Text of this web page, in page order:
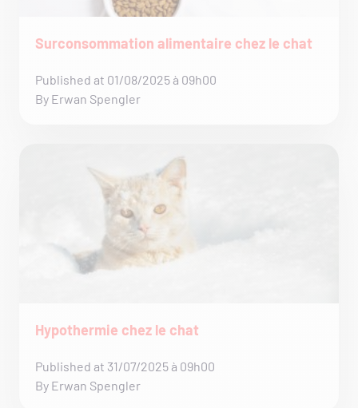
Surconsommation alimentaire chez le chat
Published at 01/08/2025 à 09h00
By Erwan Spengler
Hypothermie chez le chat
Published at 31/07/2025 à 09h00
By Erwan Spengler